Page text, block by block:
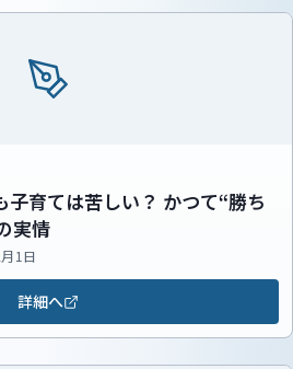
育ては苦しい？ かつて“勝ち
実情
1日
詳細へ